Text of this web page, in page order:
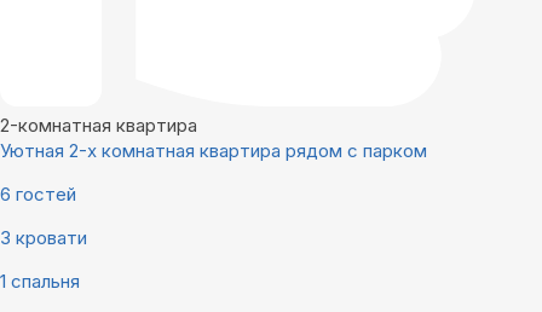
2-комнатная квартира
Уютная 2-х комнатная квартира рядом с парком
6 гостей
3 кровати
1 спальня